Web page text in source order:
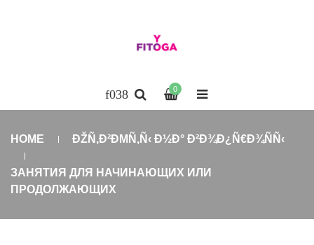
0
HOME ÐŽÑ‚Ð²ÐΜÑ‚Ñ‹ Ð½Ð° Ð²Ð¾Ð¿Ñ€Ð¾ÑÑ‹
ЗАНЯТИЯ ДЛЯ НАЧИНАЮЩИХ ИЛИ
ПРОДОЛЖАЮЩИХ